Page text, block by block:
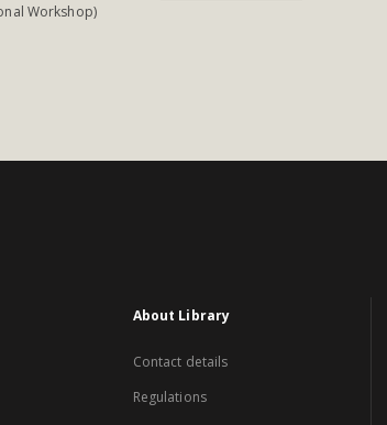
Workshop)
About Library
Contact details
Regulations